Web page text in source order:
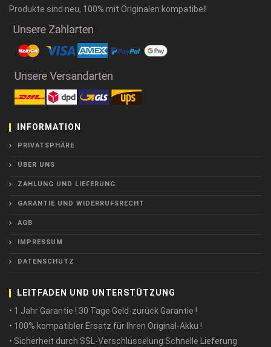
Produkte sind neu, 100% mit Originalen kompatibel!
INFORMATION
PRIVATSPHÄRE
ÜBER UNS
ZAHLUNG UND LIEFERUNG
GARANTIE UND WIDERRUFSRECHT
AGB
IMPRESSUM
DATENSCHUTZ
LEITFADEN UND UNTERSTÜTZUNG
• 1 Jahr Garantie ! 30 Tage Geld-zurück Garantie !
• 100% kompatibler Ersatz für Ihren Original-Akku !
• Sicherheit durch SSL-Verschlüsselung Schnelle Lieferung